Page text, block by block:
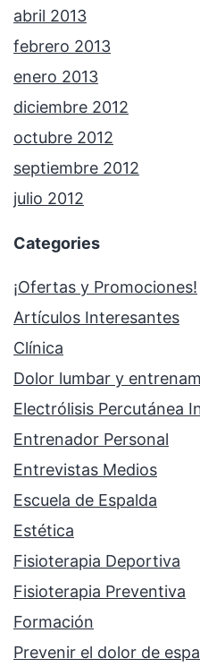
abril 2013
febrero 2013
enero 2013
diciembre 2012
octubre 2012
septiembre 2012
julio 2012
Categories
¡Ofertas y Promociones!
Artículos Interesantes
Clínica
Dolor lumbar y
Electrólisis Percutánea
Entrenador Personal
Entrevistas Medios
Escuela de Espalda
Estética
Fisioterapia Deportiva
Fisioterapia Preventiva
Formación
Prevenir el dolor de